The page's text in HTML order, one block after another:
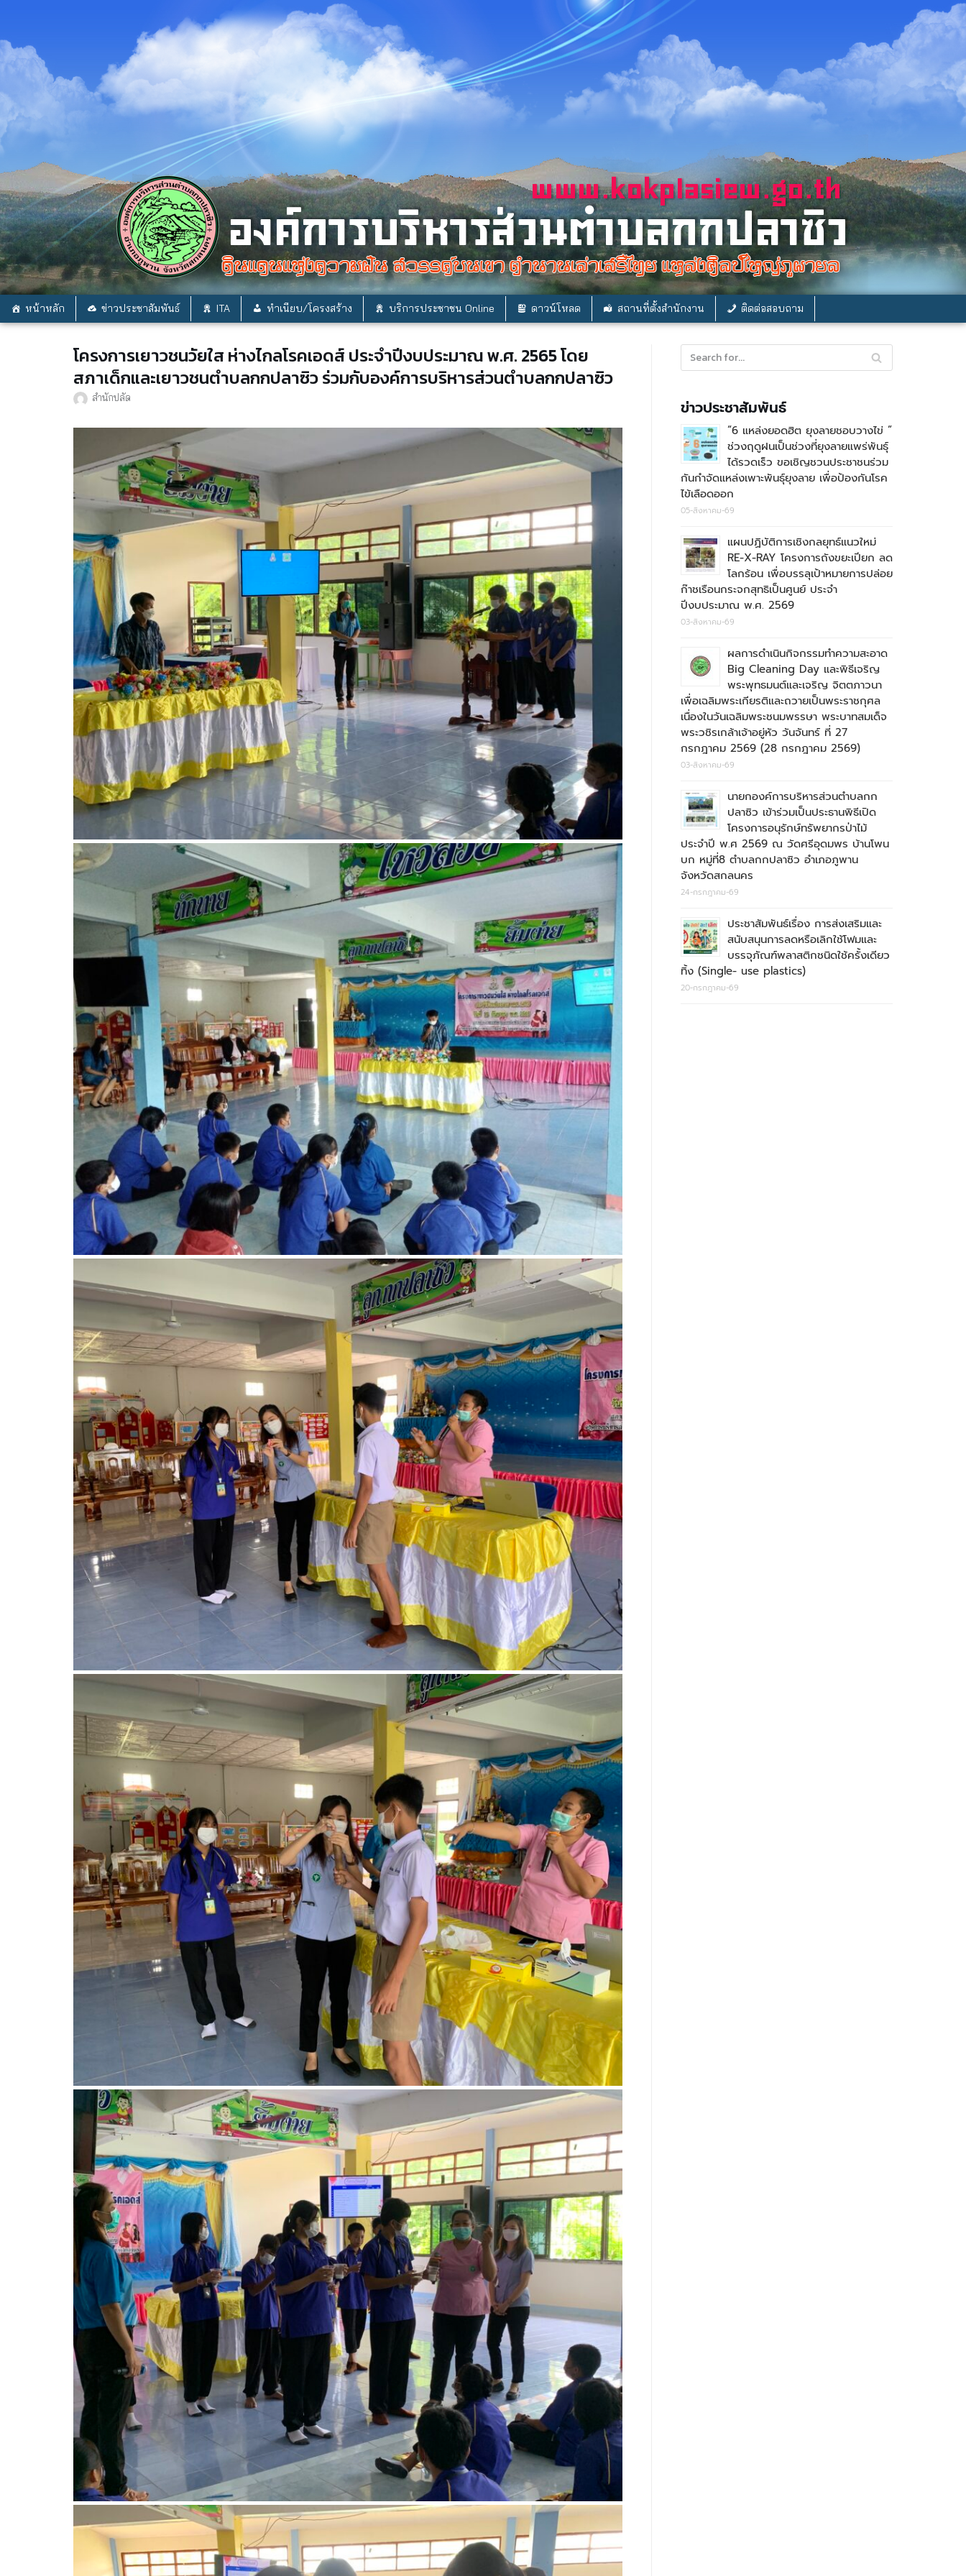
content
หน้าหลัก ข่าวประชาสัมพันธ์ ITA ทำเนียบ/โครงสร้าง บริการประชาชน Online ดาวน์โหลด สถานที่ตั้งสำนักงาน ติดต่อสอบถาม
โครงการเยาวชนวัยใส ห่างไกลโรคเอดส์ ประจำปีงบประมาณ พ.ศ. 2565 โดย
สภาเด็กและเยาวชนตำบลกกปลาซิว ร่วมกับองค์การบริหารส่วนตำบลกกปลาซิว
สำนักปลัด ข่าวประชาสัมพันธ์
“6 แหล่งยอดฮิต ยุงลายชอบวางไข่ ”
ช่วงฤดูฝนเป็นช่วงที่ยุงลายแพร่พันธุ์
ได้รวดเร็ว ขอเชิญชวนประชาชนร่วม
กันกำจัดแหล่งเพาะพันธุ์ยุงลาย เพื่อป้องกันโรค
ไข้เลือดออก
05-สิงหาคม-69
แผนปฏิบัติการเชิงกลยุทธ์แนวใหม่
RE-X-RAY โครงการถังขยะเปียก ลด
โลกร้อน เพื่อบรรลุเป้าหมายการปล่อย
ก๊าชเรือนกระจกสุทธิเป็นศูนย์ ประจำ
ปีงบประมาณ พ.ศ. 2569
03-สิงหาคม-69
ผลการดำเนินกิจกรรมทำความสะอาด
Big Cleaning Day และพิธีเจริญ
พระพุทธมนต์และเจริญ จิตตภาวนา
เพื่อเฉลิมพระเกียรติและถวายเป็นพระราชกุศล
เนื่องในวันเฉลิมพระชนมพรรษา พระบาทสมเด็จ
พระวชิรเกล้าเจ้าอยู่หัว วันจันทร์ ที่ 27
กรกฎาคม 2569 (28 กรกฎาคม 2569)
03-สิงหาคม-69
นายกองค์การบริหารส่วนตำบลกก
ปลาซิว เข้าร่วมเป็นประธานพิธีเปิด
โครงการอนุรักษ์ทรัพยากรป่าไม้
ประจำปี พ.ศ 2569 ณ วัดศรีอุดมพร บ้านโพน
บก หมู่ที่8 ตำบลกกปลาซิว อำเภอภูพาน
จังหวัดสกลนคร
24-กรกฎาคม-69
ประชาสัมพันธ์เรื่อง การส่งเสริมและ
สนับสนุนการลดหรือเลิกใช้โฟมและ
บรรจุภัณฑ์พลาสติกชนิดใช้ครั้งเดียว
ทิ้ง (Single- use plastics)
20-กรกฎาคม-69